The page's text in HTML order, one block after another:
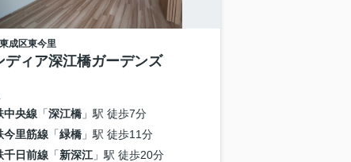
成区東今里
ディア深江橋ガーデンズ
中央線「深江橋」駅 徒歩7分
今里筋線「緑橋」駅 徒歩11分
千日前線「新深江」駅 徒歩20分